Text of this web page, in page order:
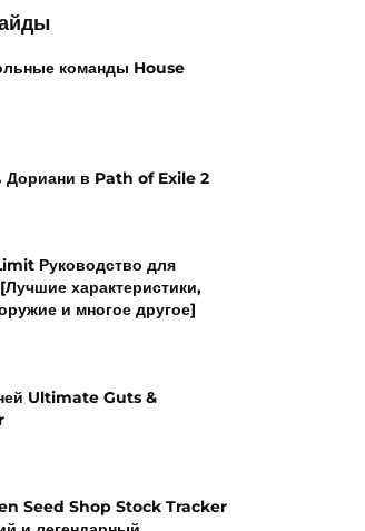
команды House
Дориани в Path of Exile 2
Руководство для
характеристики,
и многое другое]
Ultimate Guts &
Seed Shop Stock Tracker